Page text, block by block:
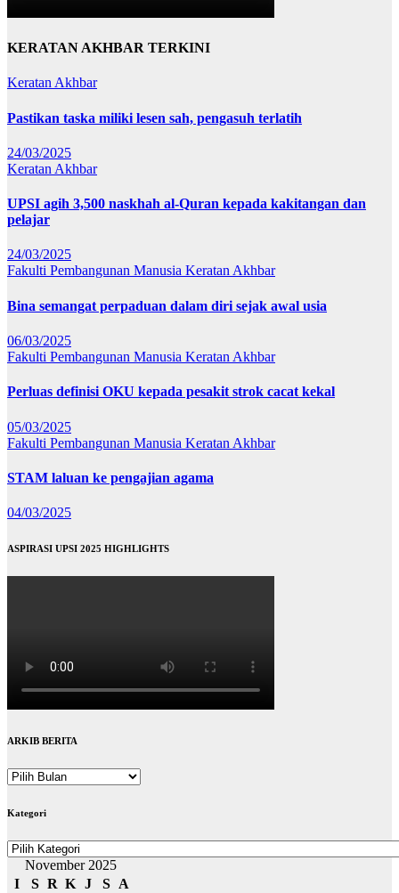
KERATAN AKHBAR TERKINI
Keratan Akhbar
Pastikan taska miliki lesen sah, pengasuh terlatih
24/03/2025
Keratan Akhbar
UPSI agih 3,500 naskhah al-Quran kepada kakitangan dan
pelajar
24/03/2025
Fakulti Pembangunan Manusia Keratan Akhbar
Bina semangat perpaduan dalam diri sejak awal usia
06/03/2025
Fakulti Pembangunan Manusia Keratan Akhbar
Perluas definisi OKU kepada pesakit strok cacat kekal
05/03/2025
Fakulti Pembangunan Manusia Keratan Akhbar
STAM laluan ke pengajian agama
04/03/2025
ASPIRASI UPSI 2025 HIGHLIGHTS
ARKIB BERITA
ARKIB
Kategori
Kategori
November 2025
I
S R K J S
A